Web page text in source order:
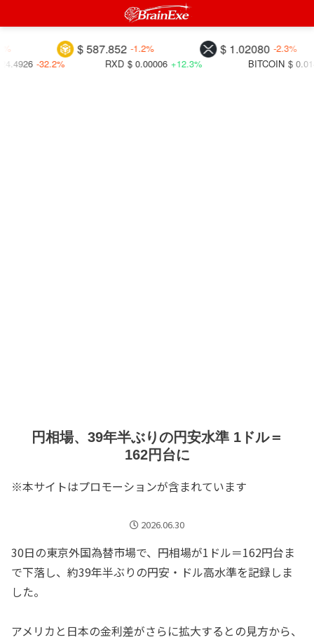
$ 1.02080 -2.3%
$ 587.852 -1.2%
BITCOIN $ 0.01413
$ 0.00006 +12.3%
-32.2%
円相場、39年半ぶりの円安水準 1ドル＝
162円台に
※本サイトはプロモーションが含まれています
2026.06.30
30日の東京外国為替市場で、円相場が1ドル＝162円台ま
で下落し、約39年半ぶりの円安・ドル高水準を記録しま
した。
アメリカと日本の金利差がさらに拡大するとの見方から、